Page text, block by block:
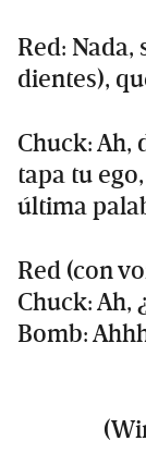
Red:
dientes),
Chuck: Ah,
tapa tu
última
Red (con
Chuck: Ah,
Bomb: